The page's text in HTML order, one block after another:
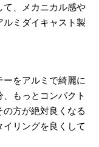
て、メカニカル感や
ルミダイキャスト製
をアルミで綺麗に
もっとコンパクト
方が絶対良くなる
リングを良くして